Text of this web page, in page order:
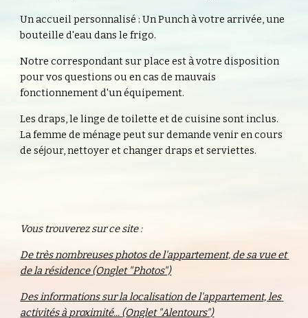
Un accueil personnalisé : Un Punch à votre arrivée, une
bouteille d'eau dans le frigo.
Notre correspondant sur place est à votre disposition
pour vos questions ou en cas de mauvais
fonctionnement d'un équipement.
Les draps, le linge de toilette et de cuisine sont inclus.
La femme de ménage peut sur demande venir en cours
de séjour, nettoyer et changer draps et serviettes.
Vous trouverez sur ce site :
De très nombreuses photos de l'appartement, de sa vue et
de la résidence (Onglet "Photos")
Des informations sur la localisation de l'appartement, les
activités à proximité... (Onglet "Alentours")